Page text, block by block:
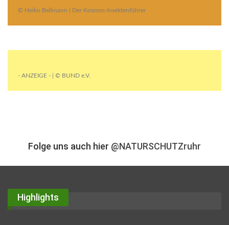
© Heiko Bellmann | Der Kosmos-Insektenführer
- ANZEIGE - | © BUND e.V.
Folge uns auch hier @NATURSCHUTZruhr
Highlights